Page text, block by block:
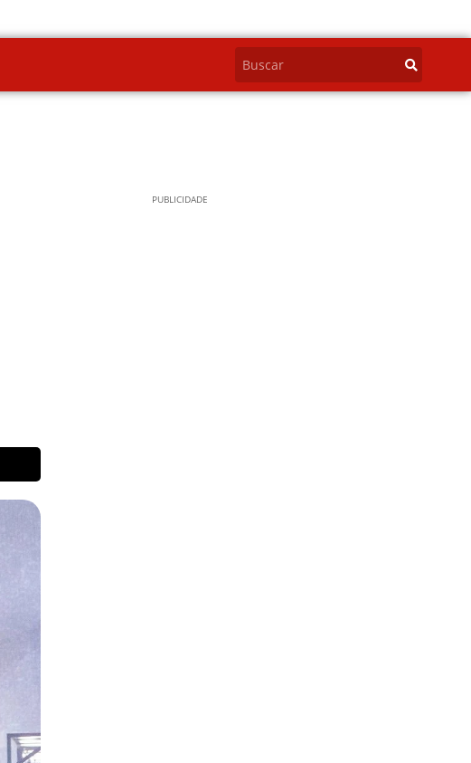
PUBLICIDADE